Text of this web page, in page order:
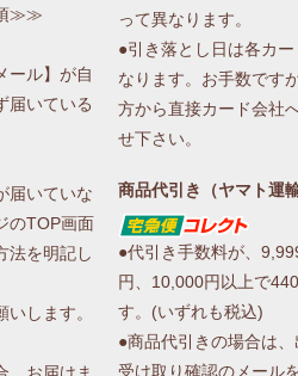
≫≫
ール】が自
届いている
届いていな
のTOP画面
法を明記し
します。
、お届けま
って異なります。
●引き落とし日は各カ
なります。お手数です
方から直接カード会社
せ下さい。
商品代引き（ヤマト運輸
●代引き手数料が、
円、10,000円以上で
す。(いずれも税込)
●商品代引きの場合は
受け取り確認のメール